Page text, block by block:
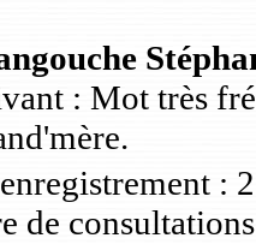
: Mot très
:
de